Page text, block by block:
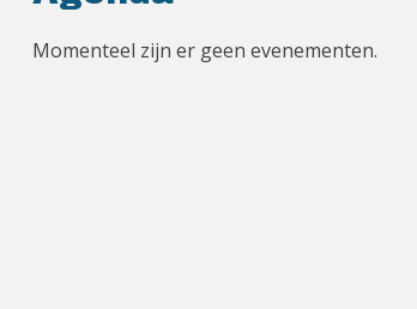
Momenteel zijn er geen evenementen.